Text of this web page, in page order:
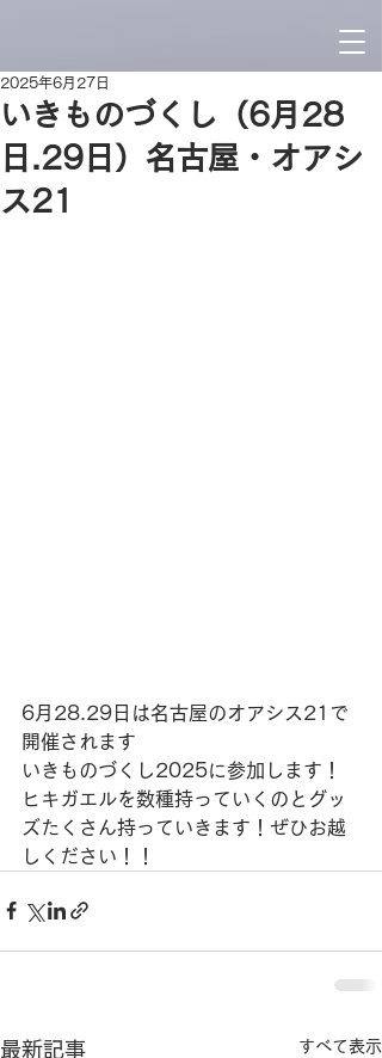
いきものづくし（6月28
日.29日）名古屋・オアシ
ス21
2025年6月27日
6月28.29日は名古屋のオアシス21で
開催されます
いきものづくし2025に参加します！
ヒキガエルを数種持っていくのとグッ
ズたくさん持っていきます！ぜひお越
しください！！
最新記事 すべて表示